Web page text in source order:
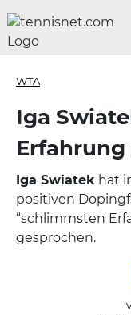
WTA
Iga
Erfahrung
Iga Swiatek hat
positiven
“schlimmsten
gesprochen.